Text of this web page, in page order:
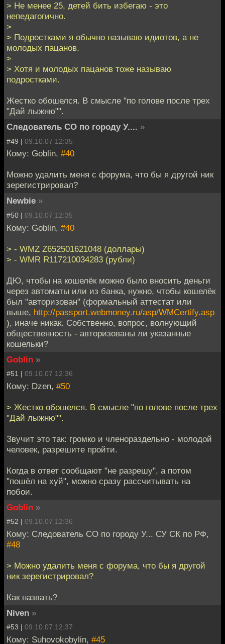
> Не менее 25, детей бить избегаю - это
непедагогично.
>
> Подростками я обычно называю идиотов, а не
молодых пацанов.
>
> Хотя и молодых пацанов тоже называю
подростками.
Жестко обошелся. В смысле "по голове после трех
"Дай лыжню"".
Следователь СО по городу У.... »
#49 | 09.10.07 12:35
Кому: Goblin, #40
Можно удалить меня с форума, что бы я другой ник
зерегистрировал?
Newbie »
#50 | 09.10.07 12:35
Кому: Goblin, #40
> - WMZ Z652501621048 (доллары)
> - WMR R117210034283 (рубли)
ДЮ, чтобы на кошелёк можно было вносить деньги
через автоматы или из банка, нужно, чтобы кошелёк
был "авторизован" (формальный аттестат или
выше, http://passport.webmoney.ru/asp/WMCertify.asp
), иначе никак. Собственно, вопрос, волнующий
общественность - авторизованы ли указанные
кошельки?
Goblin »
#51 | 09.10.07 12:36
Кому: Dzen, #50
> Жестко обошелся. В смысле "по голове после трех
"Дай лыжню"".
Звучит это так: громко и членораздельно - молодой
человек, разрешите пройти.
Когда в ответ сообщают "не разрешу", а потом
"пошёл на хуй", можно сразу рассчитывать на
побои.
Goblin »
#52 | 09.10.07 12:36
Кому: Следователь СО по городу У... СУ СК по РФ,
#48
> Можно удалить меня с форума, что бы я другой
ник зерегистрировал?
Как назвать?
Niven »
#53 | 09.10.07 12:37
Кому: Suhovokobylin, #45